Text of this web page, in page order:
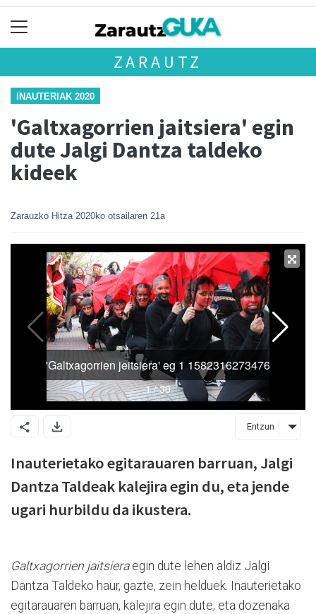
ZARAUTZ
INAUTERIAK 2020
'Galtxagorrien jaitsiera' egin
dute Jalgi Dantza taldeko
kideek
Zarauzko Hitza 2020ko otsailaren 21a
Entzun
Inauterietako egitarauaren barruan, Jalgi
Dantza Taldeak kalejira egin du, eta jende
ugari hurbildu da ikustera.
Galtxagorrien jaitsieraegin dute lehen aldiz Jalgi
Dantza Taldeko haur, gazte, zein helduek. Inauterietako
egitarauaren barruan, kalejira egin dute, eta dozenaka